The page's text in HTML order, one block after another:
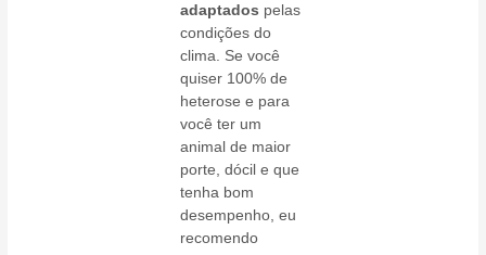
adaptados pelas
condições do
clima. Se você
quiser 100% de
heterose e para
você ter um
animal de maior
porte, dócil e que
tenha bom
desempenho, eu
recomendo